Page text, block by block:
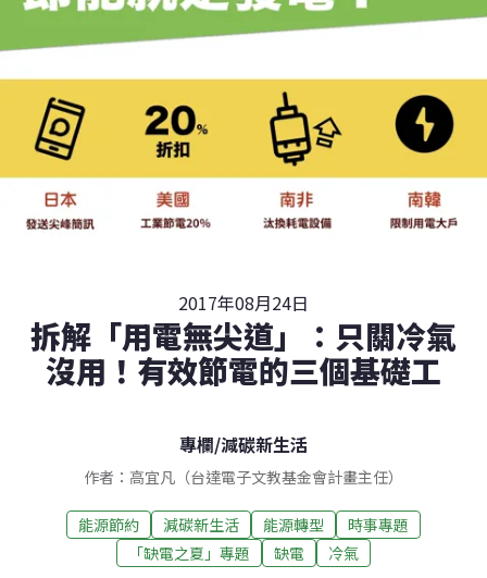
2017年08月24日
拆解「用電無尖道」：只關冷氣
沒用！有效節電的三個基礎工
專欄/減碳新生活
作者：高宜凡（台達電子文教基金會計畫主任）
能源節約 減碳新生活 能源轉型
時事專題
「缺電之夏」專題
缺電 冷氣